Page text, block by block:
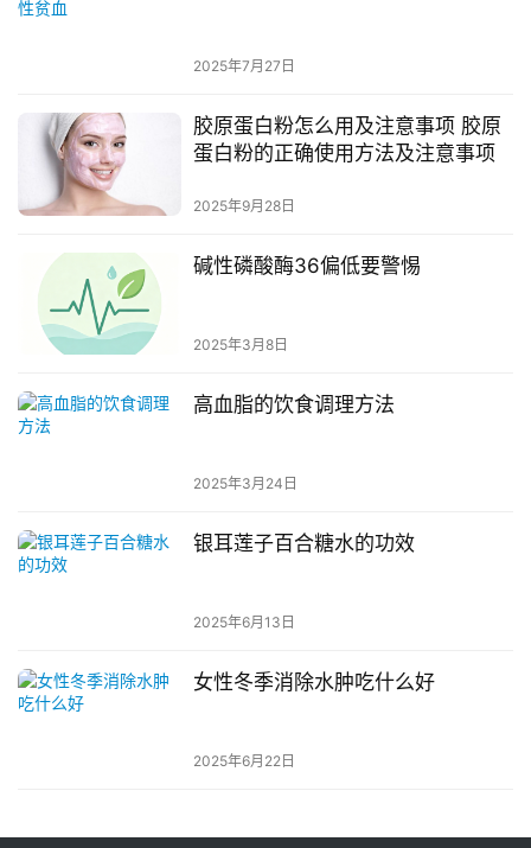
2025年7月27日
胶原蛋白粉怎么用及注意事项 胶原
蛋白粉的正确使用方法及注意事项
2025年9月28日
碱性磷酸酶36偏低要警惕
2025年3月8日
高血脂的饮食调理方法
2025年3月24日
银耳莲子百合糖水的功效
2025年6月13日
女性冬季消除水肿吃什么好
2025年6月22日